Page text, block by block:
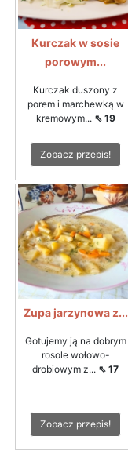
Kurczak w sosie
porowym...
Kurczak duszony z
porem i marchewką w
kremowym... ⇖ 19
Zobacz przepis!
Zupa jarzynowa z...
Gotujemy ją na dobrym
rosole wołowo-
drobiowym z... ⇖ 17
Zobacz przepis!